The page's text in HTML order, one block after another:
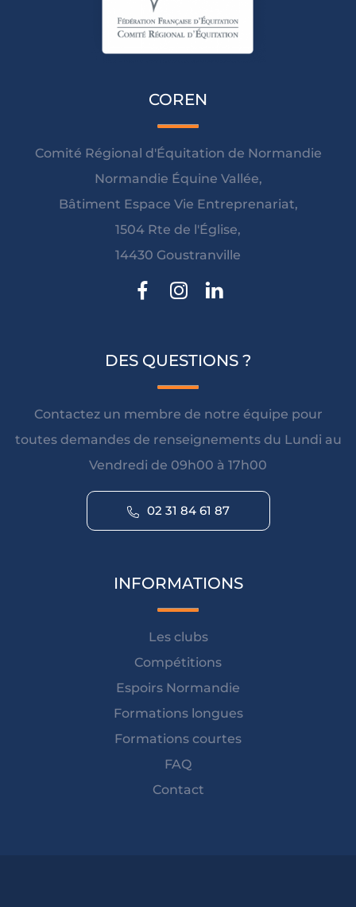
COREN
Comité Régional d'Équitation de Normandie
Normandie Équine Vallée,
Bâtiment Espace Vie Entreprenariat,
1504 Rte de l'Église,
14430 Goustranville
DES QUESTIONS ?
Contactez un membre de notre équipe pour
toutes demandes de renseignements du Lundi au
Vendredi de 09h00 à 17h00
02 31 84 61 87
INFORMATIONS
Les clubs
Compétitions
Espoirs Normandie
Formations longues
Formations courtes
FAQ
Contact